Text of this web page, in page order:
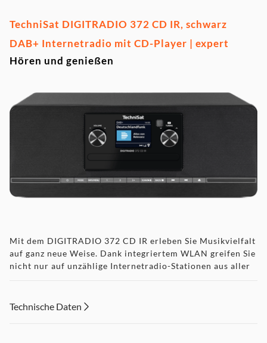
TechniSat DIGITRADIO 372 CD IR, schwarz
DAB+ Internetradio mit CD-Player | expert
Hören und genießen
Mit dem DIGITRADIO 372 CD IR erleben Sie Musikvielfalt
auf ganz neue Weise. Dank integriertem WLAN greifen Sie
nicht nur auf unzählige Internetradio-Stationen aus aller
Bedienung über die klar angeordneten Bedienelemente
Technische Daten